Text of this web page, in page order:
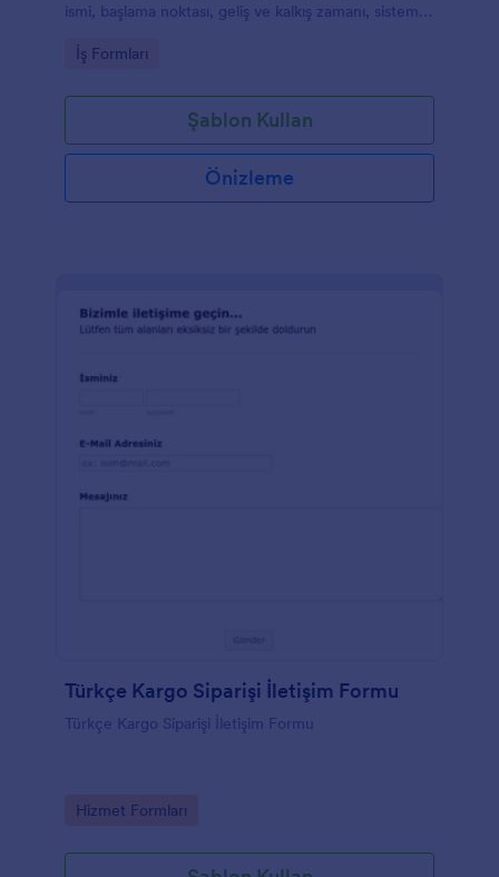
ismi, başlama noktası, geliş ve kalkış zamanı, sistem
Ayrıca, raporu yazan kişi yorum ve gözlemlerini de
raporu örneğinde iş fotoğraflarını yükleyebilecekleri
bir alan bulunuyor.
Go to Category:
İş Formları
Şablon Kullan
Önizleme
Türkçe Kargo Siparişi İletişim Formu
Türkçe Kargo Siparişi İletişim Formu
Go to Category:
Hizmet Formları